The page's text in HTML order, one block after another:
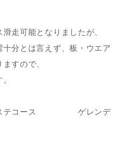
走可能となりましたが、
分とは言えず、板・ウエア
すので、
ピステコース ゲレンデ